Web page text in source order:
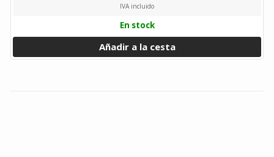
IVA incluido
En stock
Añadir a la cesta